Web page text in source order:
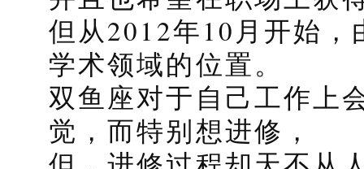
但从2012年10月开始
学术领域的位置。
双鱼座对于自己工作上
觉，而特别想进修，